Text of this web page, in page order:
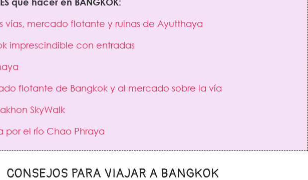
vías, mercado flotante y ruinas de Ayutthaya
imprescindible con entradas
flotante de Bangkok y al mercado sobre la vía
SkyWalk
por el río Chao Phraya
CONSEJOS PARA VIAJAR A BANGKOK